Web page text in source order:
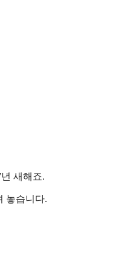
새해죠.
놓습니다.